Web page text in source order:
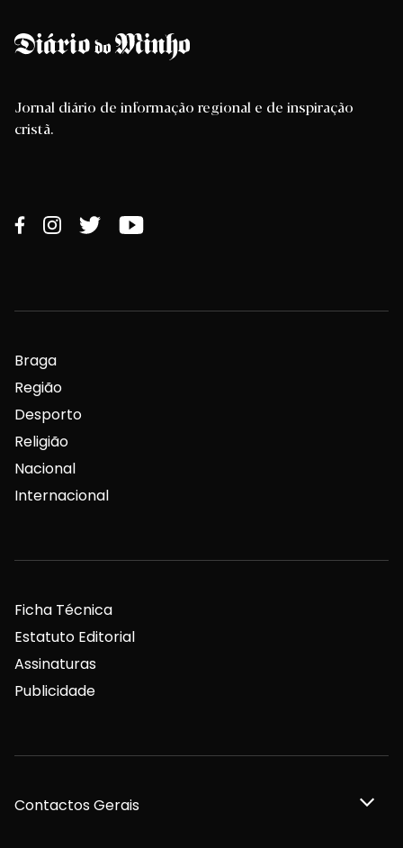
Jornal diário de informação regional e de inspiração
cristã.
Braga
Região
Desporto
Religião
Nacional
Internacional
Ficha Técnica
Estatuto Editorial
Assinaturas
Publicidade
Contactos Gerais